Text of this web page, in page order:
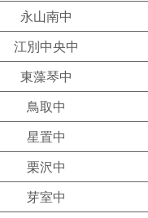
永山南中
江別中央中
東藻琴中
鳥取中
星置中
栗沢中
芽室中